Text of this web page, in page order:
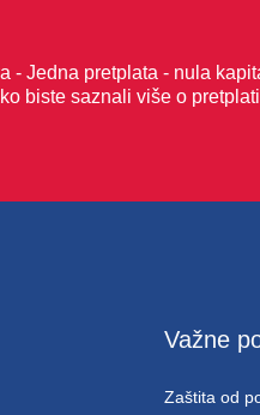
- Jedna pretplata - nula
biste saznali više o
Važne
Zaštita od